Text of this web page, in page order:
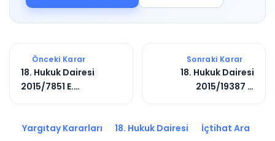
Önceki Karar
18. Hukuk Dairesi
2015/7851 E.
Sonraki Karar
18. Hukuk Dairesi
2015/19387 E.
Yargıtay Kararları 18. Hukuk Dairesi İçtihat Ara